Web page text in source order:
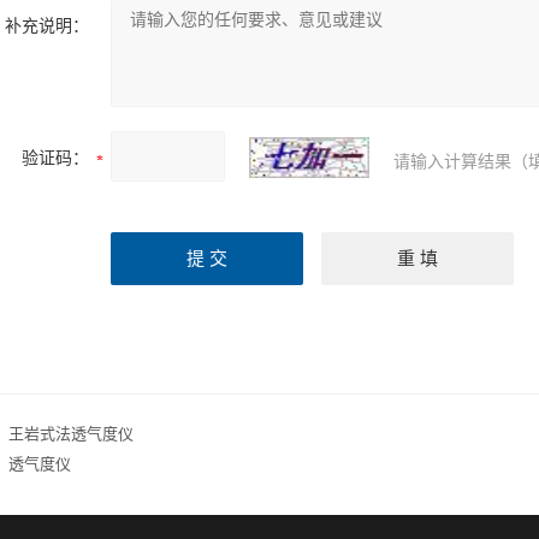
补充说明：
验证码： 请输入计算结果（
王岩式法透气度仪
透气度仪